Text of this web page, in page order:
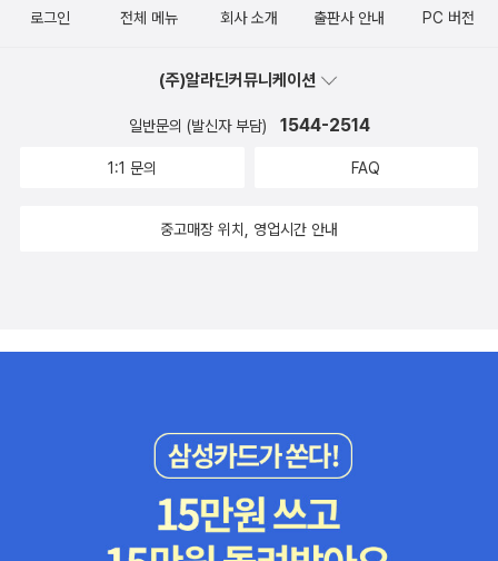
로그인 전체 메뉴 회사 소개 출판사 안내 PC 버전
(주)알라딘커뮤니케이션
일반문의 (발신자 부담) 1544-2514
1:1 문의 FAQ
중고매장 위치, 영업시간 안내